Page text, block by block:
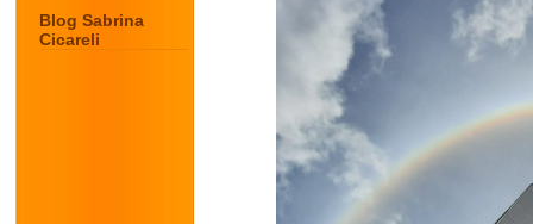
Blog Sabrina
Cicareli